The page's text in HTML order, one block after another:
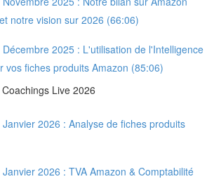
notre vision sur 2026 (66:06)
2025 : L'utilisation de l'Intelligence
vos fiches produits Amazon (85:06)
Live 2026
2026 : Analyse de fiches produits
2026 : TVA Amazon & Comptabilité